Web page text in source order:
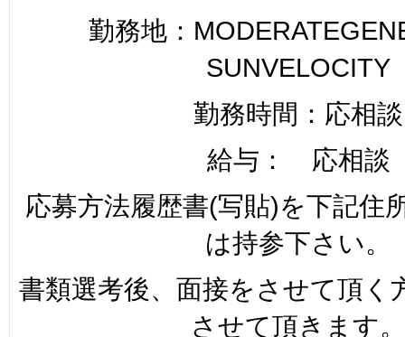
勤務地：
SUNVELOCITY
勤務時間：応相談
給与： 応相談
応募方法履歴書(写貼)を下記住
は持参下さい。
書類選考後、面接をさせて頂く
させて頂きます。